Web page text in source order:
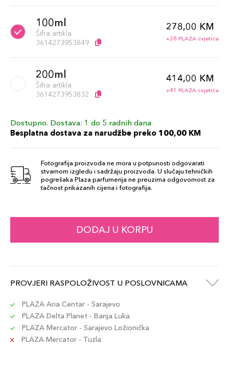
100ml
Šifra artikla
3614273953849
278,00 KM
+28 PLAZA cvjetića
200ml
Šifra artikla
3614273953832
414,00 KM
+41 PLAZA cvjetića
Dostupno. Dostava: 1 do 5 radnih dana
Besplatna dostava za narudžbe preko 100,00 KM
Fotografija proizvoda ne mora u potpunosti odgovarati
stvarnom izgledu i sadržaju proizvoda. U slučaju tehničkih
pogrešaka Plaza parfumerija ne preuzima odgovornost za
tačnost prikazanih cijena i fotografija.
DODAJ U KORPU
PROVJERI RASPOLOŽIVOST U POSLOVNICAMA
PLAZA Aria Centar - Sarajevo
PLAZA Delta Planet - Banja Luka
PLAZA Mercator - Sarajevo Ložionička
PLAZA Mercator - Tuzla